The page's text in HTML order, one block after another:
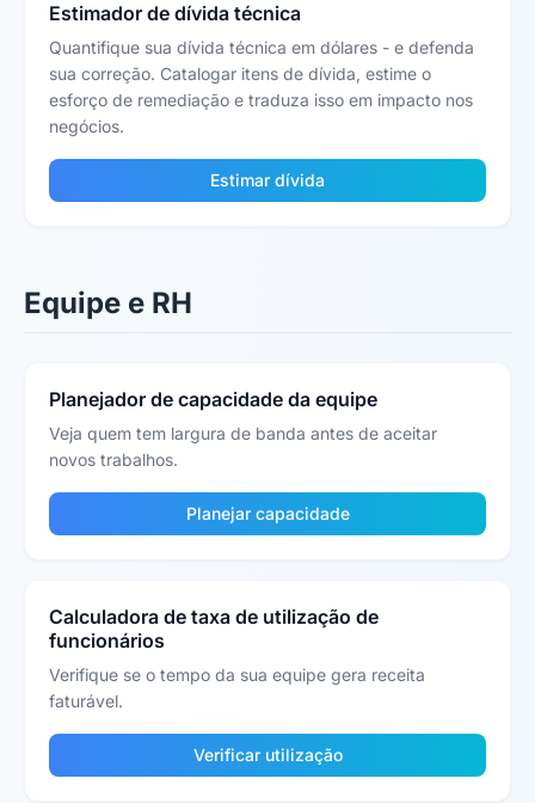
Estimador de dívida técnica
Quantifique sua dívida técnica em dólares - e defenda
sua correção. Catalogar itens de dívida, estime o
esforço de remediação e traduza isso em impacto nos
negócios.
Estimar dívida
Equipe e RH
Planejador de capacidade da equipe
Veja quem tem largura de banda antes de aceitar
novos trabalhos.
Planejar capacidade
Calculadora de taxa de utilização de
funcionários
Verifique se o tempo da sua equipe gera receita
faturável.
Verificar utilização